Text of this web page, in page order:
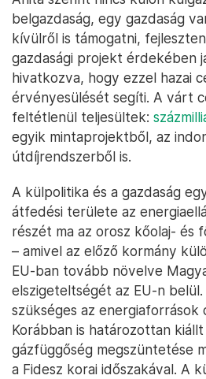
belgazdaság, egy gazdaság
kívülről is támogatni,
gazdasági projekt érdekében
hivatkozva, hogy ezzel hazai
érvényesülését segíti. A várt
feltétlenül teljesültek:
egyik mintaprojektből, az
útdíjrendszerből is.
A külpolitika és a gazdaság
átfedési területe az
részét ma az orosz kőolaj- és
– amivel az előző kormány
EU-ban tovább növelve
elszigeteltségét az EU-n
szükséges az energiaforrások
Korábban is határozottan
gázfüggőség megszüntetése
a Fidesz korai időszakával. A